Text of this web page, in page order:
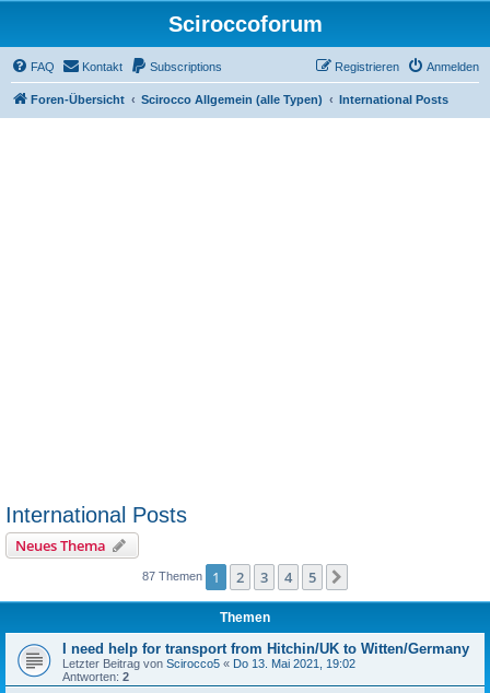
Sciroccoforum
FAQ Kontakt Subscriptions Anmelden
Registrieren
Foren-Übersicht Scirocco Allgemein (alle Typen) International Posts
International Posts
Neues Thema
87 Themen 1 2 3 4 5
Themen
I need help for transport from Hitchin/UK to Witten/Germany
Letzter Beitrag von Scirocco5 « Do 13. Mai 2021, 19:02
Antworten: 2